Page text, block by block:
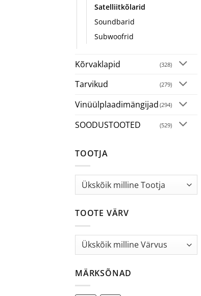
Satelliitkõlarid
Soundbarid
Subwoofrid
Kõrvaklapid (328)
Tarvikud (279)
Vinüülplaadimängijad (294)
SOODUSTOOTED (529)
TOOTJA
TOOTE VÄRV
MÄRKSÕNAD